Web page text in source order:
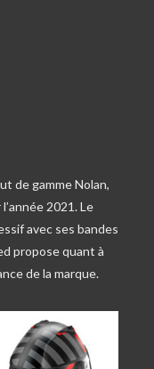
de gamme Nolan,
2021. Le
avec ses bandes
propose quant à
de la marque.